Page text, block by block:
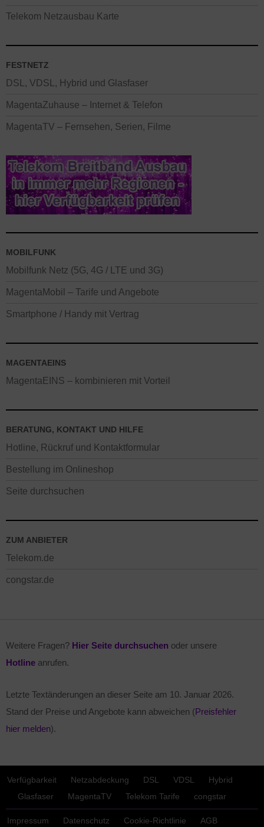
Telekom Netzausbau Karte
FESTNETZ
DSL, VDSL, Hybrid und Glasfaser
MagentaZuhause – Internet & Telefon
MagentaTV – Fernsehen, Serien, Filme
MOBILFUNK
Mobilfunk Netz (5G, 4G / LTE und 3G)
MagentaMobil – Tarife und Angebote
Smartphone / Handy mit Vertrag
MAGENTAEINS
MagentaEINS – kombinieren mit Vorteil
BERATUNG, KONTAKT UND HILFE
Hotline, Rückruf und Kontaktformular
Bestellung im Onlineshop
Seite durchsuchen
ZUM ANBIETER
Telekom.de
congstar.de
Weitere Fragen? Hier Seite durchsuchen oder unsere
Hotline anrufen.
Letzte Textänderungen an dieser Seite am 10. Januar 2026.
Stand der Preise und Angebote kann abweichen (Preisfehler
hier melden).
Verfügbarkeit Netzabdeckung DSL VDSL
Hybrid
Glasfaser
MagentaTV Telekom Tarife congstar
Impressum Datenschutz Cookie-Richtlinie AGB